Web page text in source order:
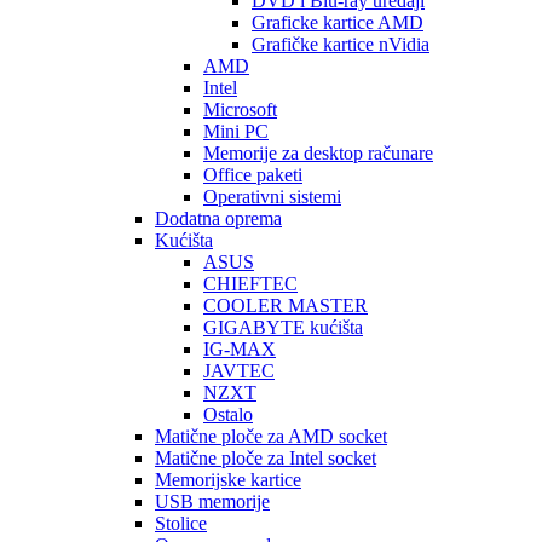
Graficke kartice AMD
Grafičke kartice nVidia
AMD
Intel
Microsoft
Mini PC
Memorije za desktop računare
Office paketi
Operativni sistemi
Dodatna oprema
Kućišta
ASUS
CHIEFTEC
COOLER MASTER
GIGABYTE kućišta
IG-MAX
JAVTEC
NZXT
Ostalo
Matične ploče za AMD socket
Matične ploče za Intel socket
Memorijske kartice
USB memorije
Stolice